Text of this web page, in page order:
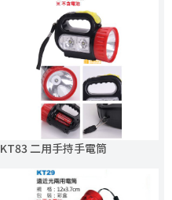
KT83 二用手持手電筒